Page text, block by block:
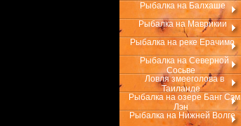
Рыбалка на Балхаше
Рыбалка на Маврикии
Рыбалка на реке Ерачимо
Рыбалка на Северной
Сосьве
Ловля змееголова в
Таиланде
Рыбалка на озере Банг Сэм
Лэн
Рыбалка на Нижней Волге